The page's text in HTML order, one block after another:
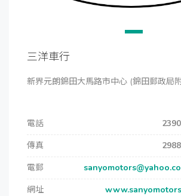
三洋車行
新界元朗錦田大馬路市中心 (錦田郵政局
電話
傳真
電郵
網址